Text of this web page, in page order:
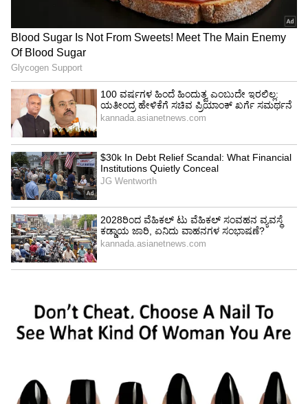
4
6
Image Credit :Bcci
ಭರ್ಜರಿ ಆರಂಭದ ನಂತರ ಕುಸಿದ ಮಧ್ಯಮ ಕ್ರಮಾಂಕ
ಅಭಿಷೇಕ್ ಶರ್ಮಾ ಮತ್ತು ಇಶಾನ್ ಕಿಶನ್ ಭಾರತಕ್ಕೆ
ಸ್ಫೋಟಕ ಆರಂಭ ನೀಡಿದ್ದರು. ಇಶಾನ್ 49 ರನ್ ಬಾರಿಸಿ ಭದ್ರ
ಸ್ಯಾಮ್ ಕರನ್ ಮತ್ತು ಲಿಯಾಮ್ ಡಾಸನ್ ದಾಳಿಗೆ ಸಿಲುಕಿದ
ಭಾರತ ರನ್ ಗಳಿಸಲು ಪರದಾಡಿತು. 200ಕ್ಕೂ ಹೆಚ್ಚು ರನ್
ಕಾರಣವಾಯಿತು.